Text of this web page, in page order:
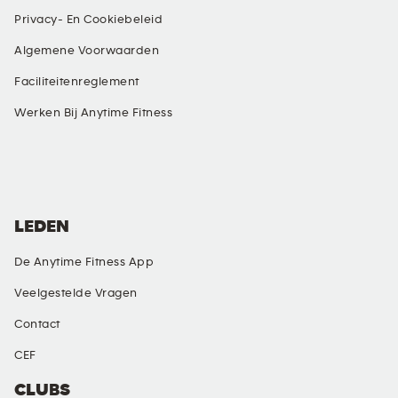
Privacy- En Cookiebeleid
Algemene Voorwaarden
Faciliteitenreglement
Werken Bij Anytime Fitness
CLUBS
LEDEN
De Anytime Fitness App
Veelgestelde Vragen
Contact
CEF